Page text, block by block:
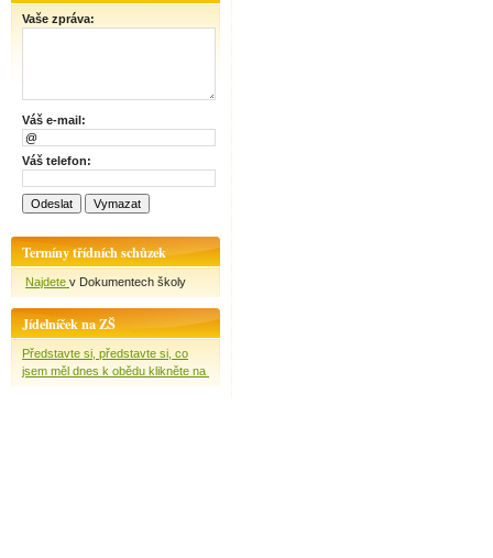
Vaše zpráva:
Váš e-mail:
Váš telefon:
Termíny třídních schůzek
Najdete v Dokumentech školy
Jídelníček na ZŠ
Představte si, představte si, co
jsem měl dnes k obědu klikněte na